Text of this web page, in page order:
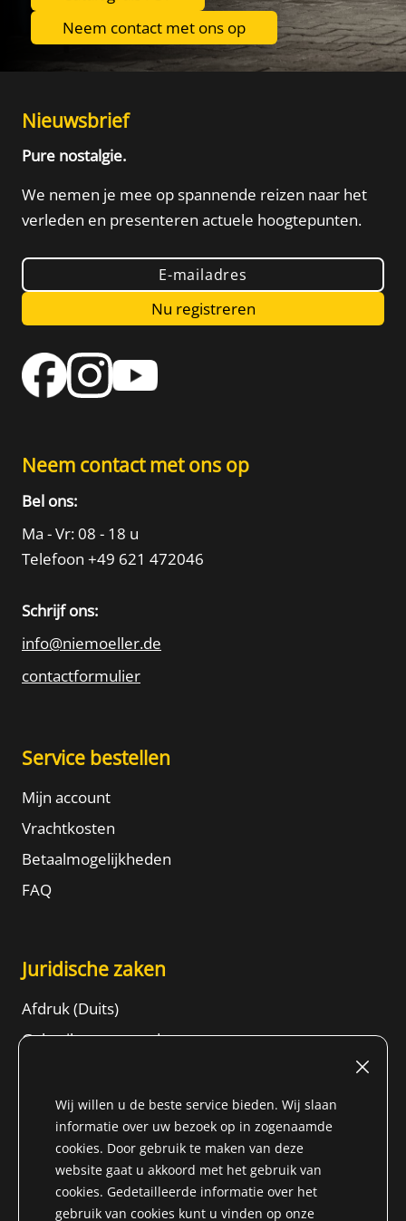
Neem contact met ons op
Nieuwsbrief
Pure nostalgie.
We nemen je mee op spannende reizen naar het
verleden en presenteren actuele hoogtepunten.
E-mailadres
Nu registreren
Neem contact met ons op
Bel ons:
Ma - Vr: 08 - 18 u
Telefoon +49 621 472046
Schrijf ons:
info@niemoeller.de
contactformulier
Service bestellen
Mijn account
Vrachtkosten
Betaalmogelijkheden
FAQ
Juridische zaken
Afdruk (Duits)
Gebruiksvoorwaarden
ALGEMENE VOORWAARDEN
Gegevensbeschermingsinformatie
Content
Wij willen u de beste service bieden. Wij slaan
informatie over uw bezoek op in zogenaamde
cookies. Door gebruik te maken van deze
website gaat u akkoord met het gebruik van
cookies. Gedetailleerde informatie over het
gebruik van cookies kunt u vinden op onze